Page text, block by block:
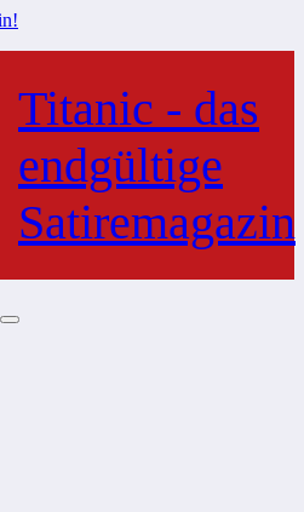
Titanic - das
endgültige
Satiremagazin